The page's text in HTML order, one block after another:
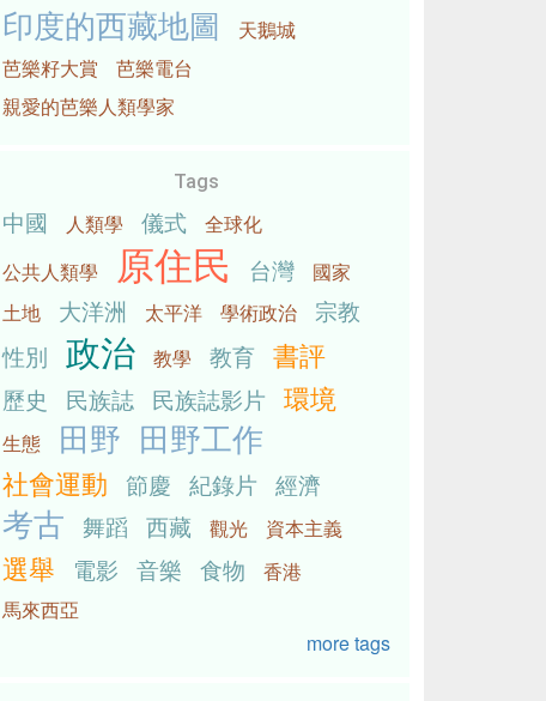
印度的西藏地圖
天鵝城
芭樂籽大賞
芭樂電台
親愛的芭樂人類學家
Tags
中國 人類學 儀式
全球化
公共人類學
原住民 台灣
國家
土地
大洋洲 太平洋 學術政治
宗教
性別 政治 教學 教育 書評
歷史 民族誌 民族誌影片 環境
生態 田野 田野工作
社會運動 節慶 紀錄片 經濟
考古 舞蹈 西藏 觀光 資本主義
選舉 電影 音樂 食物
香港
馬來西亞
more tags